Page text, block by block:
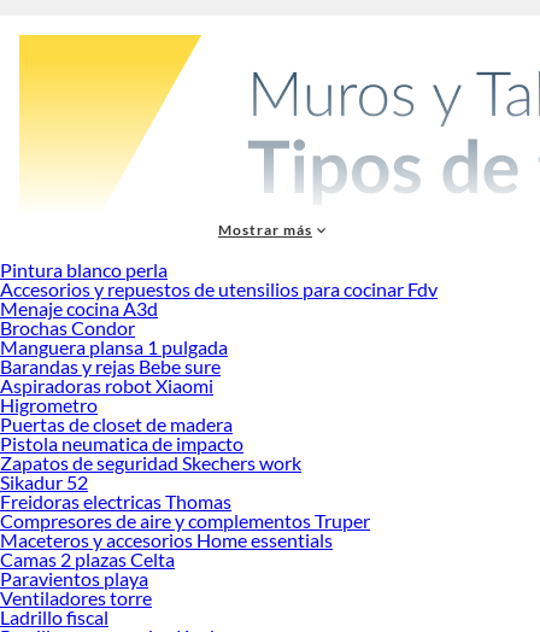
Materiales de construcción
Pinturas
Herramientas y máquinas
Tornillos, clavos y fijaciones
Tornillos
Puertas
Cerraduras y quincallería
Gasfitería
Tubos y Fitting
Cinceles y combos
Tecles y Winches
Pernos y Tacos de Anclaje
Pernos Coche
Madera y tableros
Zapatos de Seguridad
Planchas OSB
Mostrar más
Pintura blanco perla
Accesorios y repuestos de utensilios para cocinar Fdv
Menaje cocina A3d
Brochas Condor
Manguera plansa 1 pulgada
Barandas y rejas Bebe sure
Aspiradoras robot Xiaomi
Higrometro
Puertas de closet de madera
Pistola neumatica de impacto
Zapatos de seguridad Skechers work
Sikadur 52
Freidoras electricas Thomas
Compresores de aire y complementos Truper
Maceteros y accesorios Home essentials
Camas 2 plazas Celta
Paravientos playa
Ventiladores torre
Ladrillo fiscal